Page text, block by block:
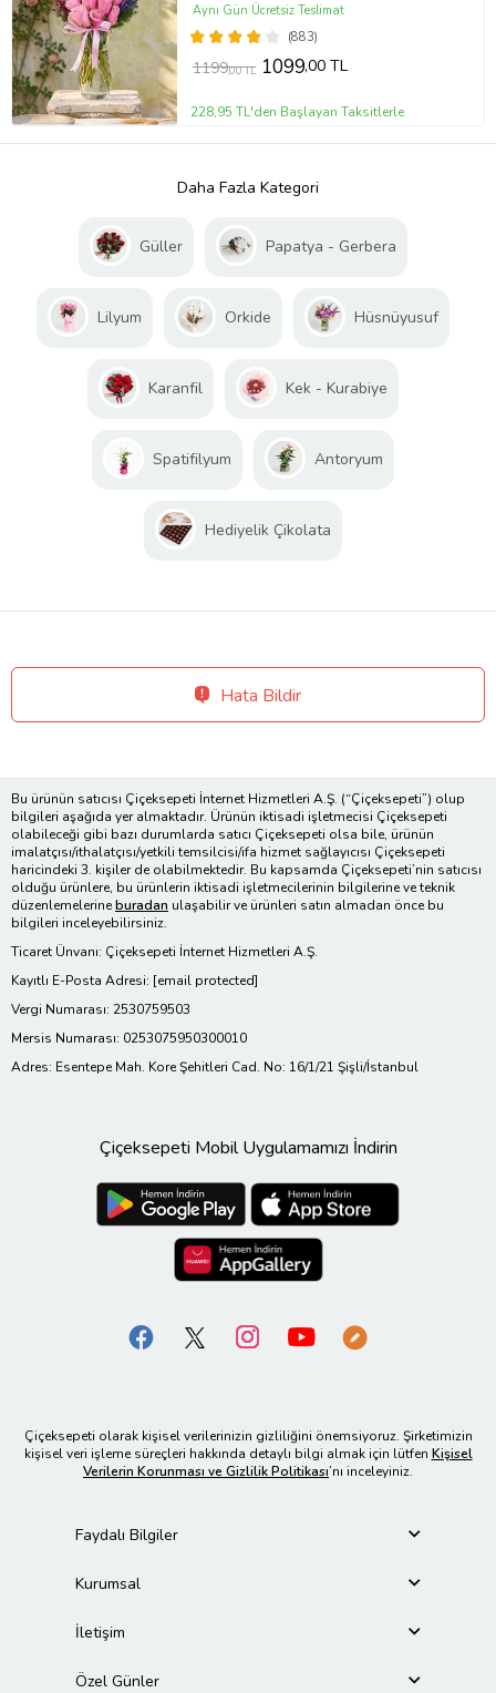
(883)
Aynı Gün Ücretsiz Teslimat
1199,00 TL 1099,00 TL
228,95 TL'den Başlayan Taksitlerle
Daha Fazla Kategori
Güller Papatya - Gerbera
Lilyum Orkide Hüsnüyusuf
Karanfil Kek - Kurabiye
Spatifilyum Antoryum
Hediyelik Çikolata
Hata Bildir
Bu ürünün satıcısı Çiçeksepeti İnternet Hizmetleri A.Ş. (“Çiçeksepeti”) olup
bilgileri aşağıda yer almaktadır. Ürünün iktisadi işletmecisi Çiçeksepeti
olabileceği gibi bazı durumlarda satıcı Çiçeksepeti olsa bile, ürünün
imalatçısı/ithalatçısı/yetkili temsilcisi/ifa hizmet sağlayıcısı Çiçeksepeti
haricindeki 3. kişiler de olabilmektedir. Bu kapsamda Çiçeksepeti’nin satıcısı
olduğu ürünlere, bu ürünlerin iktisadi işletmecilerinin bilgilerine ve teknik
düzenlemelerineburadan ulaşabilir ve ürünleri satın almadan önce bu
bilgileri inceleyebilirsiniz.
Ticaret Ünvanı: Çiçeksepeti İnternet Hizmetleri A.Ş.
Kayıtlı E-Posta Adresi: [email protected]
Vergi Numarası: 2530759503
Mersis Numarası: 0253075950300010
Adres: Esentepe Mah. Kore Şehitleri Cad. No: 16/1/21 Şişli/İstanbul
Çiçeksepeti Mobil Uygulamamızı İndirin
Çiçeksepeti olarak kişisel verilerinizin gizliliğini önemsiyoruz. Şirketimizin
kişisel veri işleme süreçleri hakkında detaylı bilgi almak için lütfen Kişisel
Verilerin Korunması ve Gizlilik Politikası’nı inceleyiniz.
Faydalı Bilgiler
Kurumsal
İletişim
Özel Günler